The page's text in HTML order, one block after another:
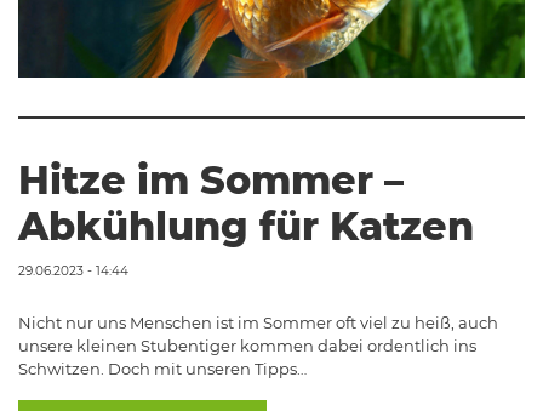
Hitze im Sommer –
Abkühlung für Katzen
29.06.2023 - 14:44
Nicht nur uns Menschen ist im Sommer oft viel zu heiß, auch
unsere kleinen Stubentiger kommen dabei ordentlich ins
Schwitzen. Doch mit unseren Tipps…